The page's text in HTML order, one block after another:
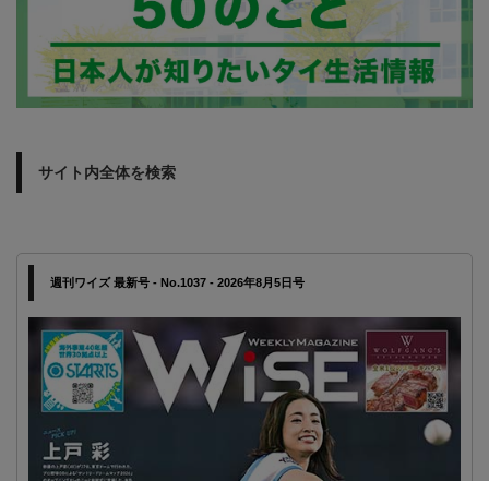
サイト内全体を検索
週刊ワイズ 最新号 - No.1037 - 2026年8月5日号